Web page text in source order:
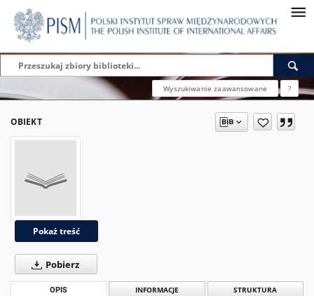
Wyszukiwanie zaawansowane ?
OBIEKT
Pokaż treść
Pobierz
OPIS INFORMACJE STRUKTURA